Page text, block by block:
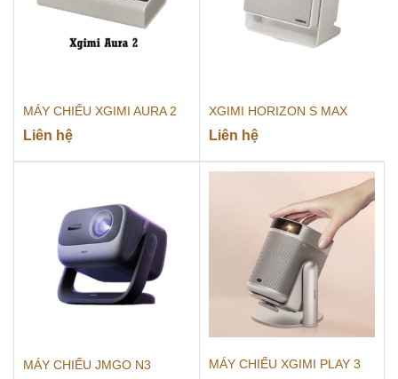
MÁY CHIẾU XGIMI AURA 2
Liên hệ
XGIMI HORIZON S MAX
Liên hệ
MÁY CHIẾU JMGO N3 MÁY CHIẾU XGIMI PLAY 3